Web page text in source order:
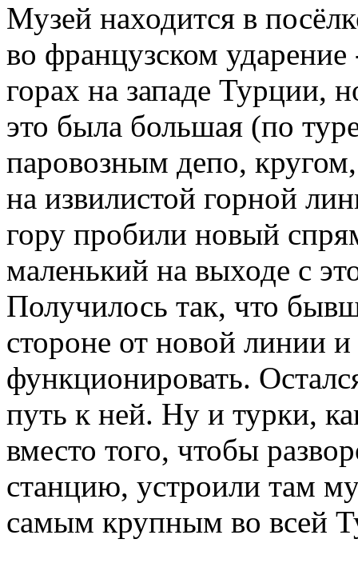
Музей находится в
во французском
горах на западе Турции,
это была большая (по
паровозным депо,
на извилистой горной
гору пробили новый
маленький на выходе с
Получилось так, что
стороне от новой линии и
функционировать.
путь к ней. Ну и турки,
вместо того, чтобы
станцию, устроили там
самым крупным во всей